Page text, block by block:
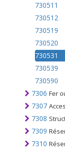
730511
730512
730519
730520
730531
730539
730590
7306 Fer ou
7307
7308 Structures en
7309 Réservoirs,
7310 Réservoirs, fûts,